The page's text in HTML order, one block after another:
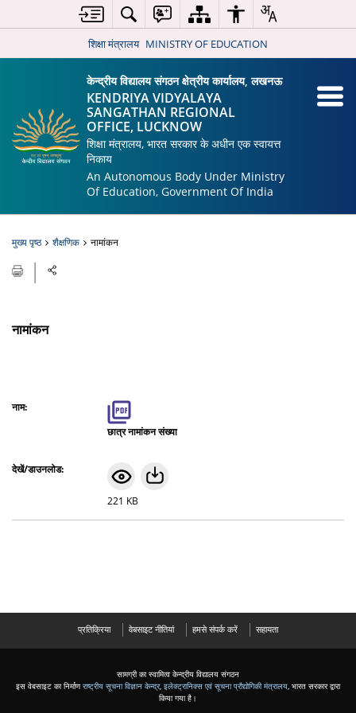
शिक्षा मंत्रालय MINISTRY OF EDUCATION
केन्द्रीय विद्यालय संगठन क्षेत्रीय कार्यालय, लखनऊ
KENDRIYA VIDYALAYA
SANGATHAN REGIONAL
OFFICE, LUCKNOW
शिक्षा मंत्रालय, भारत सरकार के अधीन एक स्वायत्त
निकाय
An Autonomous Body Under Ministry
Of Education, Government Of India
मुख्य पृष्ठ शैक्षणिक नामांकन
नामांकन
छात्र नामांकन संख्या
221 KB
प्रतिक्रिया वेबसाइट नीतियां हमसे संपर्क करें सहायता
सामग्री का स्वामित्व केन्द्रीय विद्यालय संगठन
इस वेबसाइट का निर्माणराष्ट्रीय सूचना विज्ञान केन्द्र, इलेक्ट्रानिक्स एवं सूचना प्रौद्योगिकी मंत्रालय, भारत सरकार द्वारा
किया गया है।